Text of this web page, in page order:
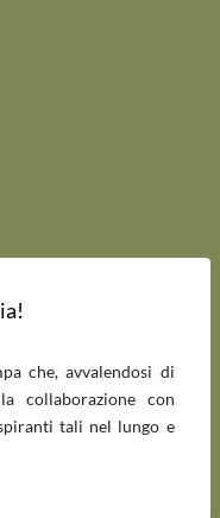
che, avvalendosi di
collaborazione con
tali nel lungo e